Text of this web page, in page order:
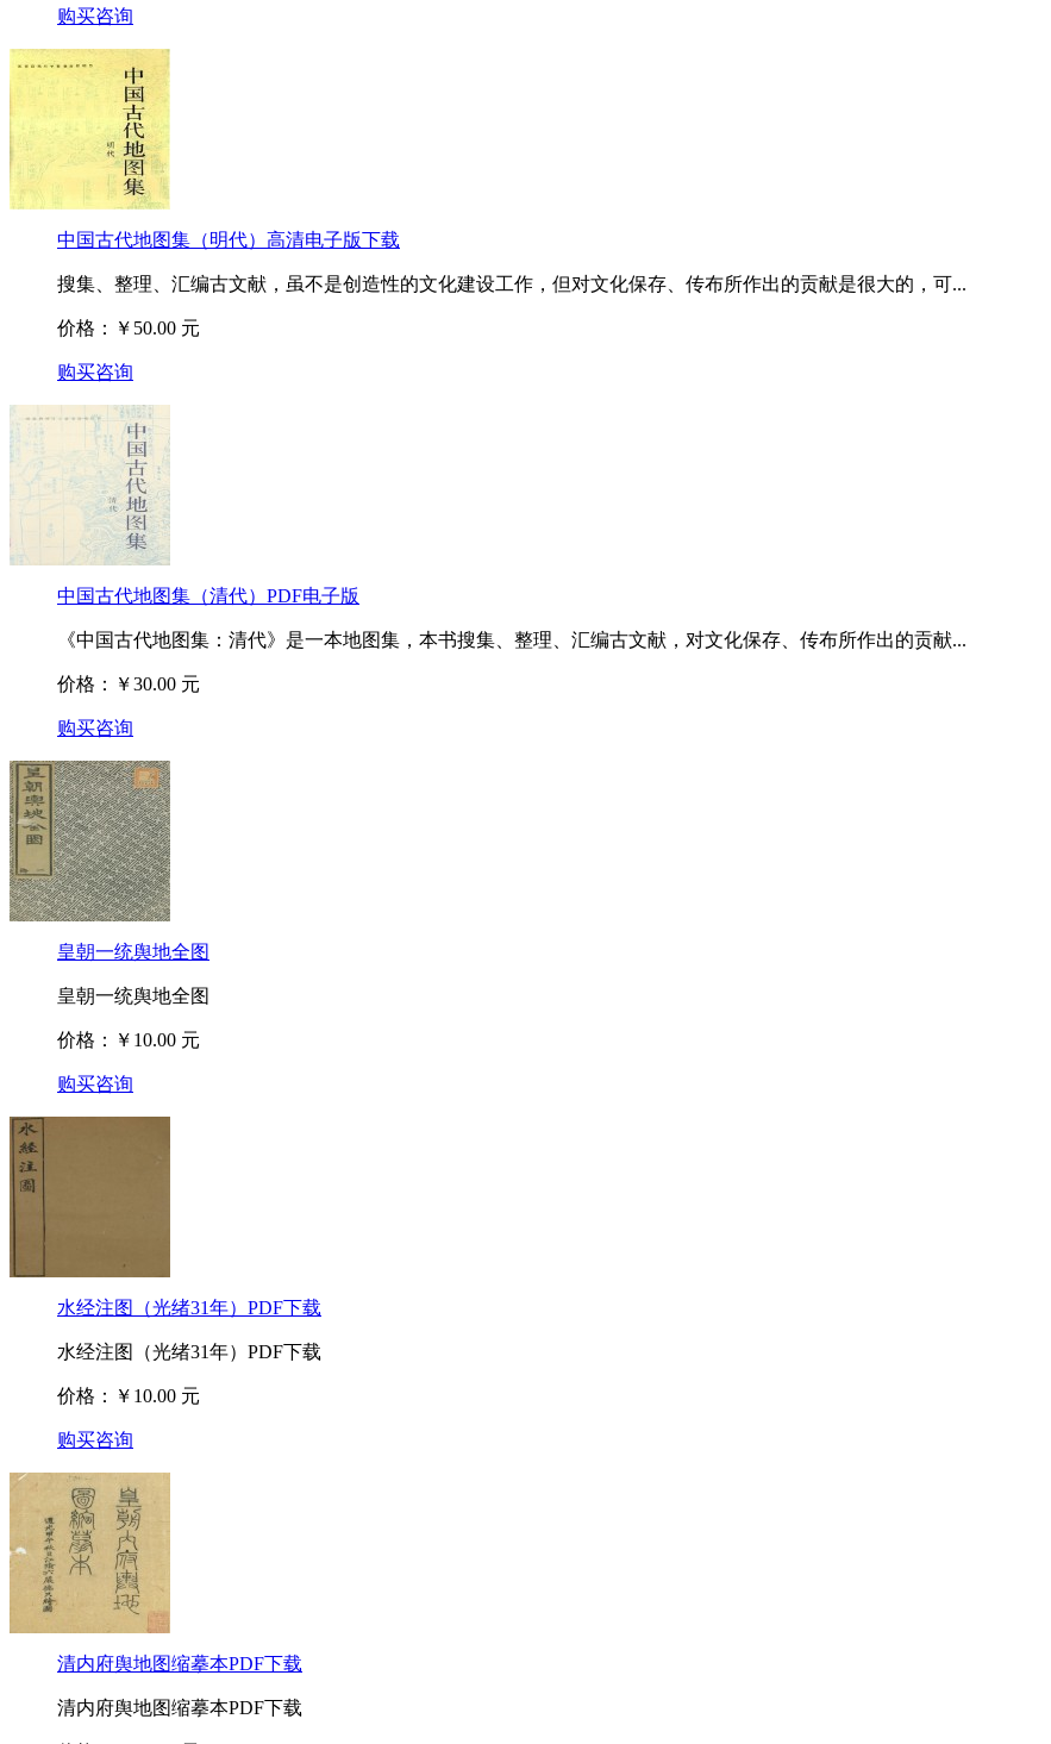
购买咨询
中国古代地图集（明代）高清电子版下载
搜集、整理、汇编古文献，虽不是创造性的文化建设工作，但对文化保存、传布所作出的贡献是很大的，可...
价格：￥50.00 元
购买咨询
中国古代地图集（清代）PDF电子版
《中国古代地图集：清代》是一本地图集，本书搜集、整理、汇编古文献，对文化保存、传布所作出的贡献...
价格：￥30.00 元
购买咨询
皇朝一统舆地全图
皇朝一统舆地全图
价格：￥10.00 元
购买咨询
水经注图（光绪31年）PDF下载
水经注图（光绪31年）PDF下载
价格：￥10.00 元
购买咨询
清内府舆地图缩摹本PDF下载
清内府舆地图缩摹本PDF下载